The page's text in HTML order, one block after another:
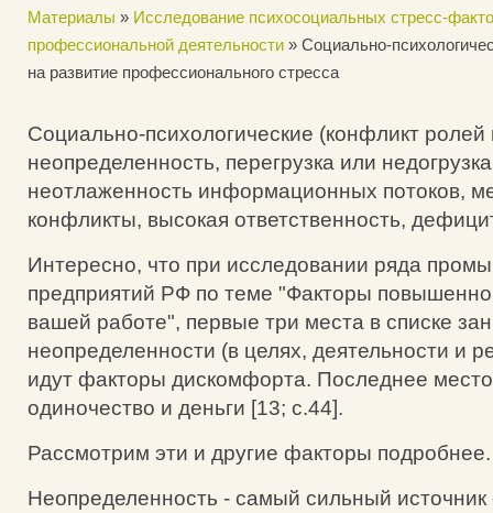
Материалы » Исследование психосоциальных стресс-
профессиональной деятельности » Социально-
на развитие профессионального стресса
Социально-психологические (конфликт ролей
неопределенность, перегрузка или
неотлаженность информационных потоков,
конфликты, высокая ответственность,
Интересно, что при исследовании ряда
предприятий РФ по теме "Факторы
вашей работе", первые три места в списке
неопределенности (в целях, деятельности и
идут факторы дискомфорта. Последнее
одиночество и деньги [13; с.44].
Рассмотрим эти и другие факторы подробнее.
Неопределенность - самый сильный источник